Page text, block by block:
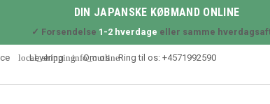
DIN JAPANSKE KØBMAND ONLINE
✓ Forsendelse 1-2 hverdage eller samme
local_shipping
Levering info_outline
Om os Ring til os: +4571992590